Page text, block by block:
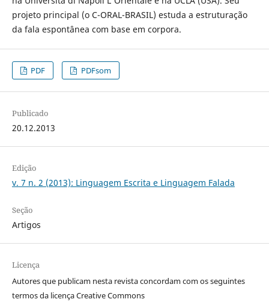
projeto principal (o C-ORAL-BRASIL) estuda a estruturação
da fala espontânea com base em corpora.
PDF PDFsom
Publicado
20.12.2013
Edição
v. 7 n. 2 (2013): Linguagem Escrita e Linguagem Falada
Seção
Artigos
Licença
Autores que publicam nesta revista concordam com os seguintes
termos da licença Creative Commons